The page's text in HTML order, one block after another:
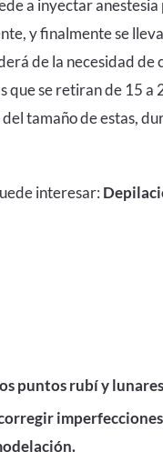
a inyectar
y finalmente se
de la necesidad
que se retiran de 15
tamaño de estas,
interesar:
puntos rubí y